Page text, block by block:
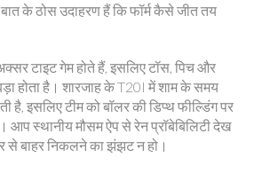
के ठोस उदाहरण हैं कि फॉर्म कैसे जीत तय
टाइट गेम होते हैं, इसलिए टॉस, पिच और
होता है। शारजाह के T20I में शाम के समय
है, इसलिए टीम को बॉलर की डिप्थ फील्डिंग पर
आप स्थानीय मौसम ऐप से रेन प्रॉबेबिलिटी देख
से बाहर निकलने का झंझट न हो।